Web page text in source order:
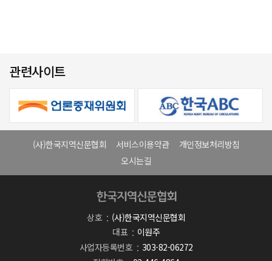
관련사이트
(사)한국지역신문협회 서비스이용약관
개인정보처리방침
오시는길
상호
(사)한국지역신문협회
대표
이원주
사업자등록번호
303-82-06272